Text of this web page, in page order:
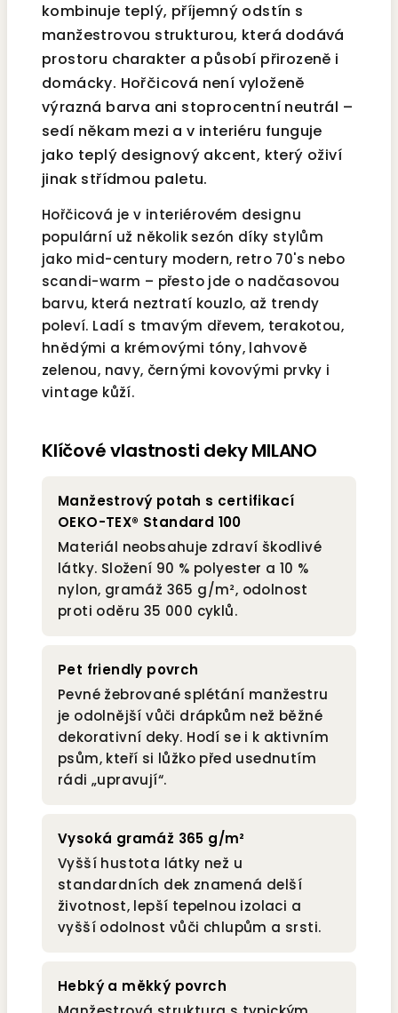
kombinuje teplý, příjemný odstín s
manžestrovou strukturou, která dodává
prostoru charakter a působí přirozeně i
domácky. Hořčicová není vyloženě
výrazná barva ani stoprocentní neutrál –
sedí někam mezi a v interiéru funguje
jako teplý designový akcent, který oživí
jinak střídmou paletu.
Hořčicová je v interiérovém designu
populární už několik sezón díky stylům
jako mid-century modern, retro 70's nebo
scandi-warm – přesto jde o nadčasovou
barvu, která neztratí kouzlo, až trendy
poleví. Ladí s tmavým dřevem, terakotou,
hnědými a krémovými tóny, lahvově
zelenou, navy, černými kovovými prvky i
vintage kůží.
Klíčové vlastnosti deky MILANO
Manžestrový potah s certifikací
OEKO-TEX® Standard 100
Materiál neobsahuje zdraví škodlivé
látky. Složení 90 % polyester a 10 %
nylon, gramáž 365 g/m², odolnost
proti oděru 35 000 cyklů.
Pet friendly povrch
Pevné žebrované splétání manžestru
je odolnější vůči drápkům než běžné
dekorativní deky. Hodí se i k aktivním
psům, kteří si lůžko před usednutím
rádi „upravují“.
Vysoká gramáž 365 g/m²
Vyšší hustota látky než u
standardních dek znamená delší
životnost, lepší tepelnou izolaci a
vyšší odolnost vůči chlupům a srsti.
Hebký a měkký povrch